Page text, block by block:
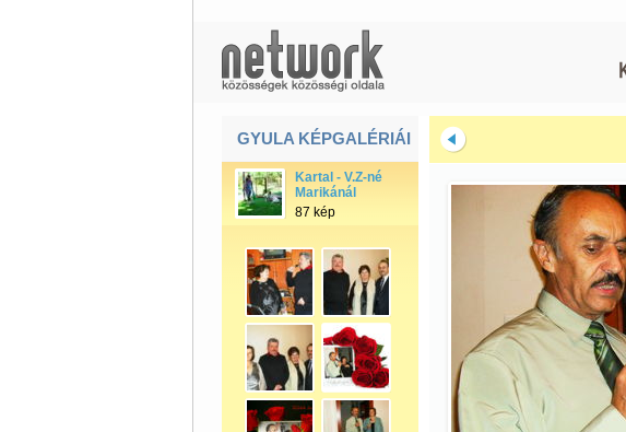
GYULA KÉPGALÉRIÁI
Kartal - V.Z-né
Marikánál
87 kép